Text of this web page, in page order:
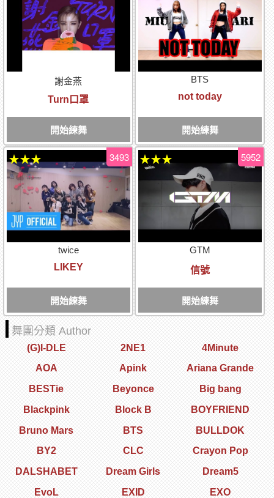
謝金燕
Turn口罩
開始練舞
BTS
not today
開始練舞
twice
LIKEY
開始練舞
3493
★★★
GTM
信號
開始練舞
5952
★★★
舞團分類 Author
(G)I-DLE 2NE1
4Minute
AOA
Apink
Ariana Grande
BESTie
Beyonce
Big bang
Blackpink
Block B
BOYFRIEND
Bruno Mars
BTS
BULLDOK
BY2
CLC
Crayon Pop
DALSHABET
Dream Girls
Dream5
EvoL
EXID
EXO